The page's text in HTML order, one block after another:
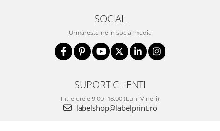
SOCIAL
Urmareste-ne in social media
SUPORT CLIENTI
Intre orele 9:00 -18:00 (Luni-Vineri)
labelshop@labelprint.ro